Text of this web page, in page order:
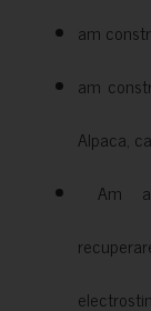
am
am
Alpaca,
Am